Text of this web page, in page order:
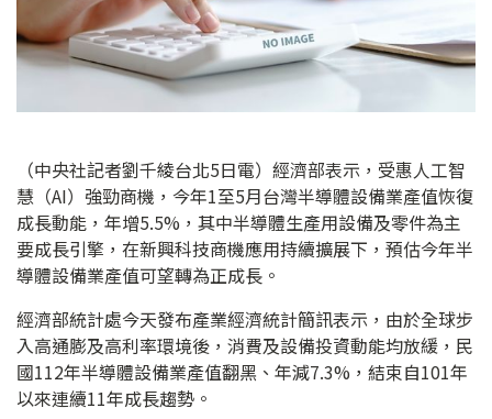
（中央社記者劉千綾台北5日電）經濟部表示，受惠人工智
慧（AI）強勁商機，今年1至5月台灣半導體設備業產值恢復
成長動能，年增5.5%，其中半導體生產用設備及零件為主
要成長引擎，在新興科技商機應用持續擴展下，預估今年半
導體設備業產值可望轉為正成長。
經濟部統計處今天發布產業經濟統計簡訊表示，由於全球步
入高通膨及高利率環境後，消費及設備投資動能均放緩，民
國112年半導體設備業產值翻黑、年減7.3%，結束自101年
以來連續11年成長趨勢。